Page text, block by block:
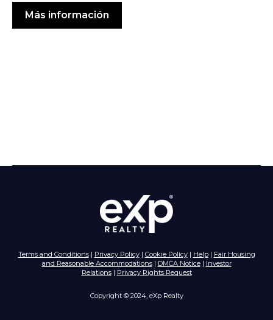
Más información
Terms and Conditions| Privacy Policy| Cookie Policy| Help| Fair Housing
and Reasonable Accommodations| DMCA Notice| Investor
Relations| Privacy Rights Request
Copyright © 2024, eXp Realty